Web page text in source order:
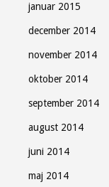
januar 2015
december 2014
november 2014
oktober 2014
september 2014
august 2014
juni 2014
maj 2014